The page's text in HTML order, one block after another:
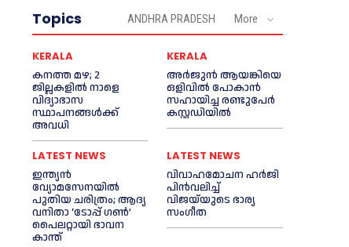
Topics ANDHRA PRADESH More
KERALA
കനത്ത മഴ; 2
ജില്ലകളില്‍ നാളെ
വിദ്യാഭാസ
സ്ഥാപനങ്ങള്‍ക്ക്
അവധി
KERALA
അര്‍ജുന്‍ ആയങ്കിയെ
ഒളിവില്‍ പോകാന്‍
സഹായിച്ച രണ്ടുപേര്‍
കസ്റ്റഡിയില്‍
LATEST NEWS
ഇന്ത്യൻ
വ്യോമസേനയില്‍
പുതിയ ചരിത്രം; ആദ്യ
വനിതാ ‘ടോപ്പ് ഗണ്‍’
പൈലറ്റായി ഭാവന
കാന്ത്
LATEST NEWS
വിവാഹമോചന ഹര്‍ജി
പിൻവലിച്ച്‌
വിജയ്‌യുടെ ഭാര്യ
സംഗീത